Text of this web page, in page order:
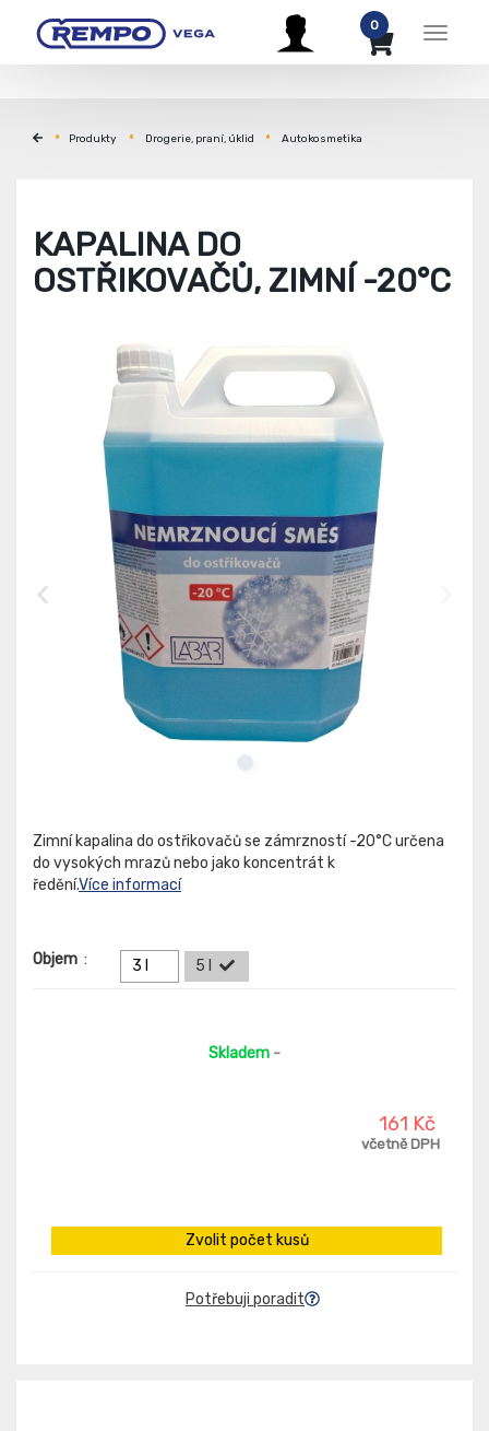
Menu
0
Produkty Drogerie, praní, úklid Autokosmetika
KAPALINA DO
OSTŘIKOVAČŮ, ZIMNÍ -20°C
Zimní kapalina do ostřikovačů se zámrzností -20°C určena
do vysokých mrazů nebo jako koncentrát k
ředění.Více informací
Objem : 3 l 5 l
Skladem -
161 Kč
včetně DPH
Zvolit počet kusů
Potřebuji poradit